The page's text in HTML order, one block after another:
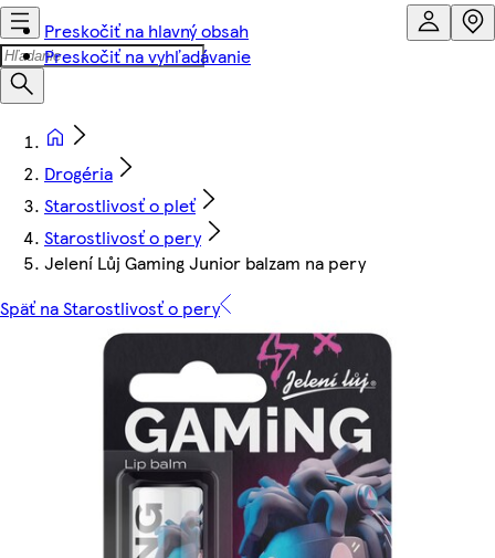
Preskočiť na hlavný obsah
Preskočiť na vyhľadávanie
Drogéria
Starostlivosť o pleť
Starostlivosť o pery
Jelení Lůj Gaming Junior balzam na pery
Späť na Starostlivosť o pery